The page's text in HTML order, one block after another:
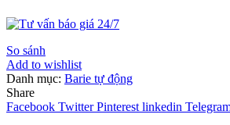
So sánh
Add to wishlist
Danh mục: Barie tự động
Share
Facebook Twitter Pinterest linkedin